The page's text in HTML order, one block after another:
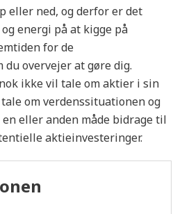
eller ned, og derfor er det
energi på at kigge på
for de
overvejer at gøre dig.
ikke vil tale om aktier i sin
om verdenssituationen og
en eller anden måde bidrage til
aktieinvesteringer.